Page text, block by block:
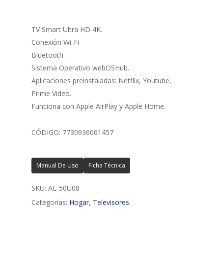
TV Smart Ultra HD 4K.
Conexión Wi-Fi
Bluetooth.
Sistema Operativo webOSHub.
Aplicaciones preinstaladas: Netflix, Youtube,
Prime Video.
Funciona con Apple AirPlay y Apple Home.
CÓDIGO: 7730936061457
Manual De Uso Ficha Técnica
SKU: AL-50U08
Categorías: Hogar, Televisores